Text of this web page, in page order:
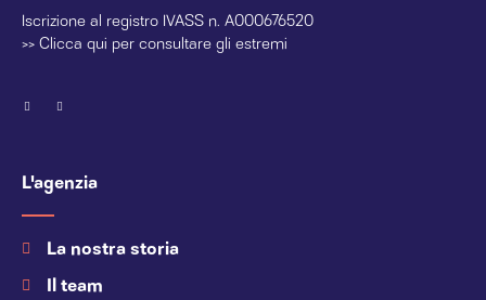
Iscrizione al registro IVASS n. A000676520
>> Clicca qui per consultare gli estremi
L'agenzia
La nostra storia
Il team